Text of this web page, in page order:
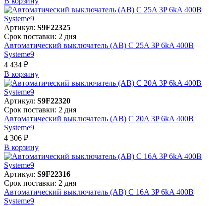
Артикул: S9F22325
Срок поставки: 2 дня
Автоматический выключатель (АВ) C 25A 3P 6kA 400В
Systeme9
4 434 ₽
В корзинy
Артикул: S9F22320
Срок поставки: 2 дня
Автоматический выключатель (АВ) C 20A 3P 6kA 400В
Systeme9
4 306 ₽
В корзинy
Артикул: S9F22316
Срок поставки: 2 дня
Автоматический выключатель (АВ) C 16A 3P 6kA 400В
Systeme9